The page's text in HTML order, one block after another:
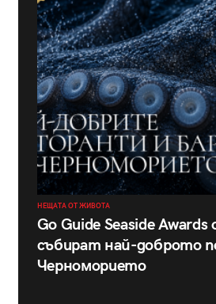
НЕЩАТА ОТ ЖИВОТА
Go Guide Seaside
събират най-доброто
Черноморието